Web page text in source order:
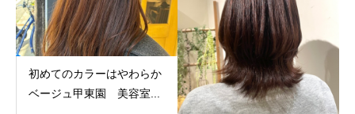
初めてのカラーはやわらか
ベージュ甲東園 美容室...